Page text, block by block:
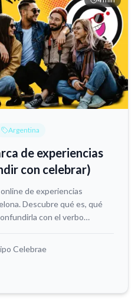
Argentina
de experiencias
con celebrar)
de experiencias
Descubre qué es, qué
con el verbo
Celebrae